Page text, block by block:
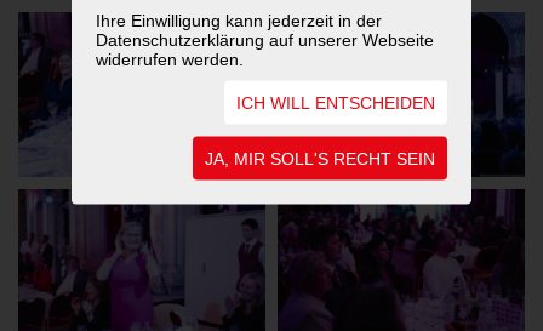
Ihre Einwilligung kann jederzeit in der
Datenschutzerklärung auf unserer Webseite
widerrufen werden.
ICH WILL ENTSCHEIDEN
JA, MIR SOLL'S RECHT SEIN